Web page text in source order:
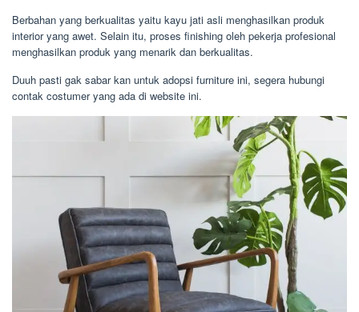
Berbahan yang berkualitas yaitu kayu jati asli menghasilkan produk
interior yang awet. Selain itu, proses finishing oleh pekerja profesional
menghasilkan produk yang menarik dan berkualitas.
Duuh pasti gak sabar kan untuk adopsi furniture ini, segera hubungi
contak costumer yang ada di website ini.